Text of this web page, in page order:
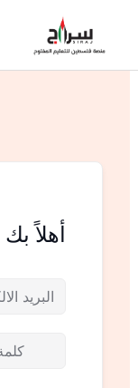
المحتوى
أهلاً